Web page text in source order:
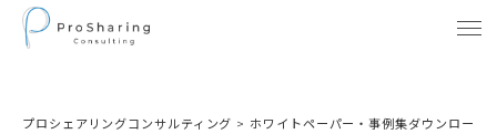
プロシェアリングコンサルティング > ホワイトペーパー・事例集ダウンロー